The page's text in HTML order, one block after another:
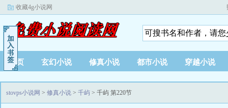
收藏4g小说网
首页 玄幻小说 修真小说 都市小说 穿越小说
stovps小说网 > 修真小说 > 千屿 > 千屿 第220节